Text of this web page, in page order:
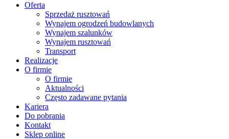
Oferta
Sprzedaż rusztowań
Wynajem ogrodzeń budowlanych
Wynajem szalunków
Wynajem rusztowań
Transport
Realizacje
O firmie
O firmie
Aktualności
Często zadawane pytania
Kariera
Do pobrania
Kontakt
Sklep online